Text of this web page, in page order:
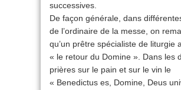
successives.
De façon générale, dans
de l’ordinaire de la messe, on
qu’un prêtre spécialiste de liturgie
« le retour du Domine ». Dans les
prières sur le pain et sur le vin le
« Benedictus es, Domine, Deus